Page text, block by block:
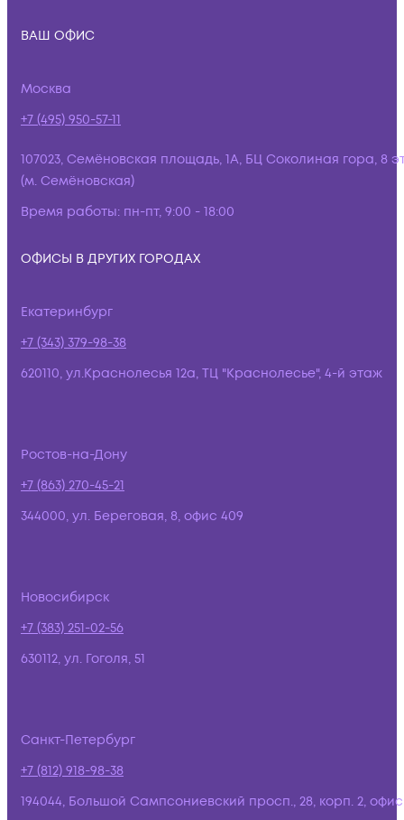
ВАШ ОФИС
Москва
+7 (495) 950-57-11
107023, Семёновская площадь, 1А, БЦ Соколиная гора, 8
(м. Семёновская)
Время работы: пн-пт, 9:00 - 18:00
ОФИСЫ В ДРУГИХ ГОРОДАХ
Екатеринбург
+7 (343) 379-98-38
620110, ул.Краснолесья 12а, ТЦ "Краснолесье", 4-й этаж
Ростов-на-Дону
+7 (863) 270-45-21
344000, ул. Береговая, 8, офис 409
Новосибирск
+7 (383) 251-02-56
630112, ул. Гоголя, 51
Санкт-Петербург
+7 (812) 918-98-38
194044, Большой Сампсониевский просп., 28, корп. 2,